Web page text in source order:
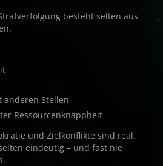
besteht selten aus
Stellen
Ressourcenknappheit
und Zielkonflikte sind real.
eindeutig – und fast nie